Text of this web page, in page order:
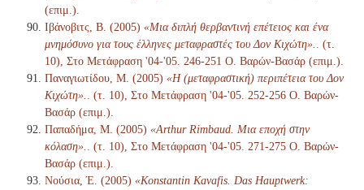
(επιμ.).
Ιβάνοβιτς, Β. (2005) «Μια διπλή θερβαντινή επέτειος και ένα
μνημόσυνο για τους έλληνες μεταφραστές του Δον Κιχώτη».
. (τ.
10), Στο Μετάφραση '04-'05. 246-251 Ο. Βαρών-Βασάρ (επιμ.).
Παναγιωτίδου, Μ. (2005) «Η (μεταφραστική) περιπέτεια του Δον
Κιχώτη».
. (τ. 10), Στο Μετάφραση '04-'05. 252-256 Ο. Βαρών-
Βασάρ (επιμ.).
Παπαδήμα, Μ. (2005) «Arthur Rimbaud. Μια εποχή στην
κόλαση».
. (τ. 10), Στο Μετάφραση '04-'05. 271-275 Ο. Βαρών-
Βασάρ (επιμ.).
Νούσια, Έ. (2005) «Konstantin Kavafis. Das Hauptwerk: